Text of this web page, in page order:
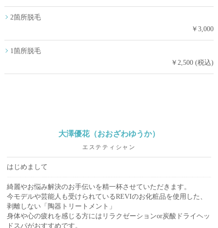
2箇所脱毛
￥3,000
1箇所脱毛
￥2,500 (税込)
大澤優花（おおざわゆうか）
エステティシャン
はじめまして
綺麗やお悩み解決のお手伝いを精一杯させていただきます。
今モデルや芸能人も受けられているREVIのお化粧品を使用した、
剥離しない「陶器トリートメント」
身体や心の疲れを感じる方にはリラクゼーションor炭酸ドライヘッ
ドスパがおすすめです。